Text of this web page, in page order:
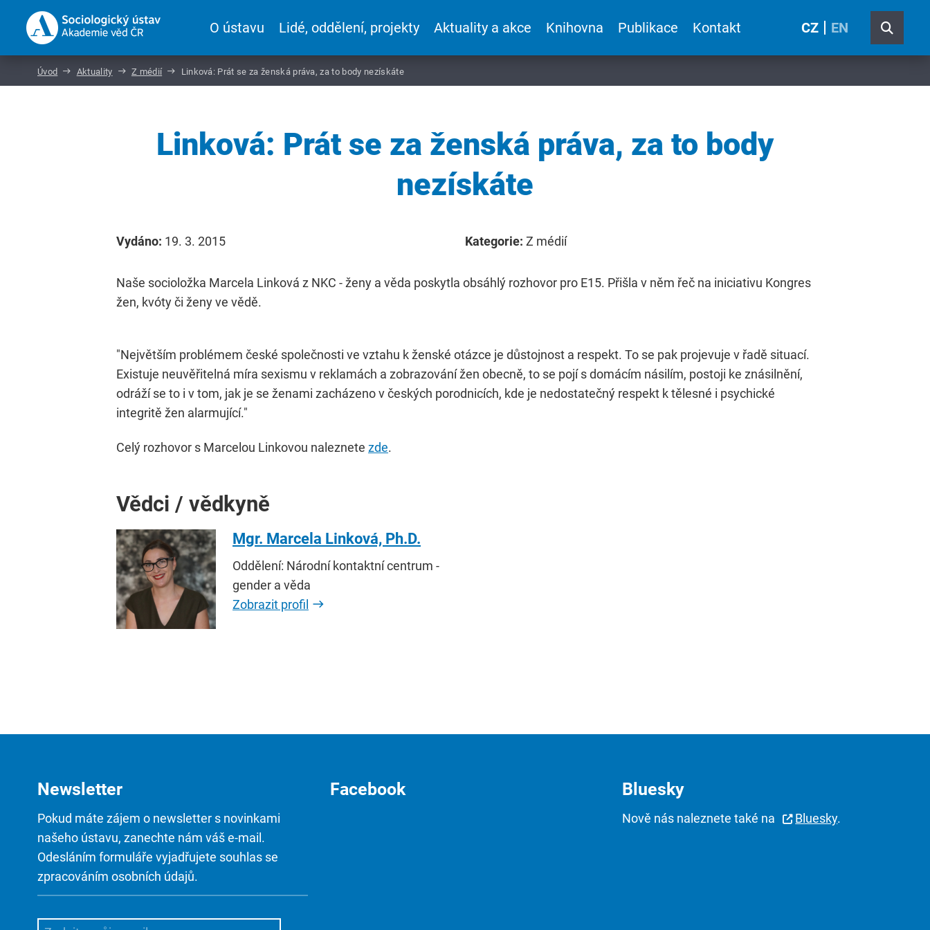
O ústavu Lidé, oddělení, projekty Aktuality a akce Knihovna Publikace Kontakt CZ EN
Úvod Aktuality Z médií Linková: Prát se za ženská práva, za to body nezískáte
Linková: Prát se za ženská práva, za to body
nezískáte
Vydáno: 19. 3. 2015 Kategorie: Z médií
Naše socioložka Marcela Linková z NKC - ženy a věda poskytla obsáhlý rozhovor pro E15. Přišla v něm řeč na iniciativu Kongres
žen, kvóty či ženy ve vědě.
"Největším problémem české společnosti ve vztahu k ženské otázce je důstojnost a respekt. To se pak projevuje v řadě situací.
Existuje neuvěřitelná míra sexismu v reklamách a zobrazování žen obecně, to se pojí s domácím násilím, postoji ke znásilnění,
odráží se to i v tom, jak je se ženami zacházeno v českých porodnicích, kde je nedostatečný respekt k tělesné i psychické
integritě žen alarmující."
Celý rozhovor s Marcelou Linkovou naleznete zde.
Vědci / vědkyně
Mgr. Marcela Linková, Ph.D.
Oddělení: Národní kontaktní centrum -
gender a věda
Zobrazit profil
Newsletter
Pokud máte zájem o newsletter s novinkami
našeho ústavu, zanechte nám váš e-mail.
Odesláním formuláře vyjadřujete souhlas se
zpracováním osobních údajů.
Facebook Bluesky
Nově nás naleznete také na Bluesky.